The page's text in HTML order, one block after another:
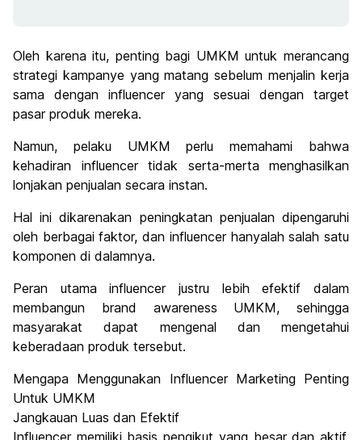
Oleh karena itu, penting bagi UMKM untuk merancang
strategi kampanye yang matang sebelum menjalin kerja
sama dengan influencer yang sesuai dengan target
pasar produk mereka.
Namun, pelaku UMKM perlu memahami bahwa
kehadiran influencer tidak serta-merta menghasilkan
lonjakan penjualan secara instan.
Hal ini dikarenakan peningkatan penjualan dipengaruhi
oleh berbagai faktor, dan influencer hanyalah salah satu
komponen di dalamnya.
Peran utama influencer justru lebih efektif dalam
membangun brand awareness UMKM, sehingga
masyarakat dapat mengenal dan mengetahui
keberadaan produk tersebut.
Mengapa Menggunakan Influencer Marketing Penting
Untuk UMKM
Jangkauan Luas dan Efektif